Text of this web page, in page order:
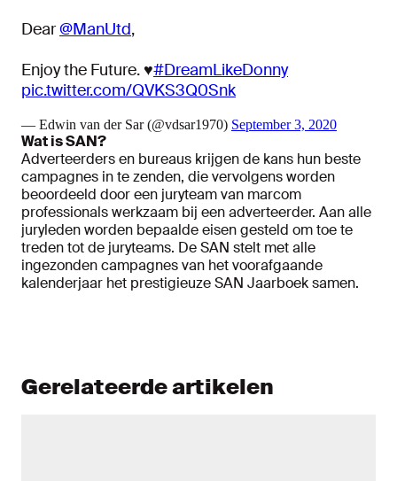
Dear@ManUtd,
Enjoy the Future. ♥️#DreamLikeDonny
pic.twitter.com/QVKS3Q0Snk
— Edwin van der Sar (@vdsar1970) September 3, 2020
Wat is SAN?
Adverteerders en bureaus krijgen de kans hun beste
campagnes in te zenden, die vervolgens worden
beoordeeld door een juryteam van marcom
professionals werkzaam bij een adverteerder. Aan alle
juryleden worden bepaalde eisen gesteld om toe te
treden tot de juryteams. De SAN stelt met alle
ingezonden campagnes van het voorafgaande
kalenderjaar het prestigieuze SAN Jaarboek samen.
Gerelateerde artikelen